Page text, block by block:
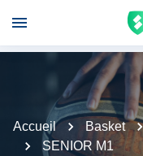
Accueil Basket
SENIOR M1